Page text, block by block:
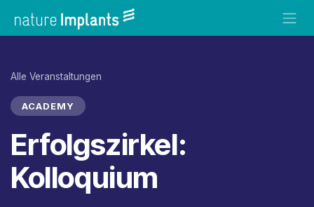
Alle Veranstaltungen
ACADEMY
Erfolgszirkel:
Kolloquium